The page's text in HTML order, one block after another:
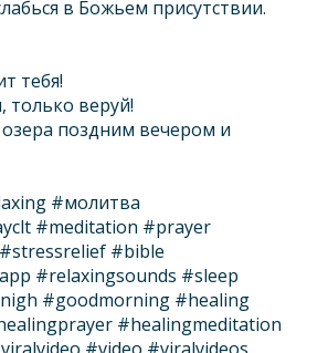
в Божьем присутствии.
тебя!
только веруй!
поздним вечером и
#молитва
#meditation #prayer
#bible
#relaxingsounds #sleep
#goodmorning #healing
#healingmeditation